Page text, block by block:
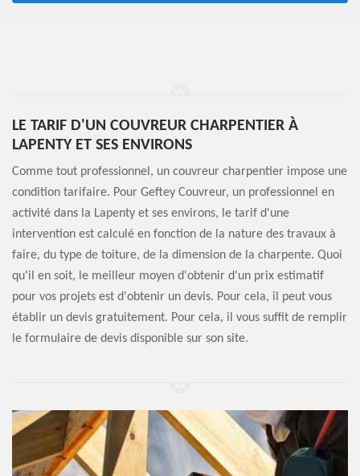
LE TARIF D'UN COUVREUR CHARPENTIER À
LAPENTY ET SES ENVIRONS
Comme tout professionnel, un couvreur charpentier impose une
condition tarifaire. Pour Geftey Couvreur, un professionnel en
activité dans la Lapenty et ses environs, le tarif d'une
intervention est calculé en fonction de la nature des travaux à
faire, du type de toiture, de la dimension de la charpente. Quoi
qu'il en soit, le meilleur moyen d'obtenir d'un prix estimatif
pour vos projets est d'obtenir un devis. Pour cela, il peut vous
établir un devis gratuitement. Pour cela, il vous suffit de remplir
le formulaire de devis disponible sur son site.